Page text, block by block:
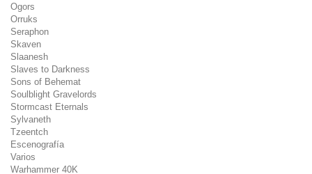
Ogors
Orruks
Seraphon
Skaven
Slaanesh
Slaves to Darkness
Sons of Behemat
Soulblight Gravelords
Stormcast Eternals
Sylvaneth
Tzeentch
Escenografía
Varios
Warhammer 40K